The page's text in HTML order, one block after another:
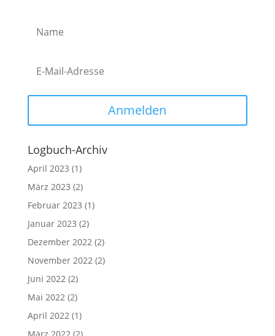
Anmelden
Logbuch-Archiv
April 2023 (1)
März 2023 (2)
Februar 2023 (1)
Januar 2023 (2)
Dezember 2022(2)
November 2022(2)
Juni 2022(2)
Mai 2022(2)
April 2022(1)